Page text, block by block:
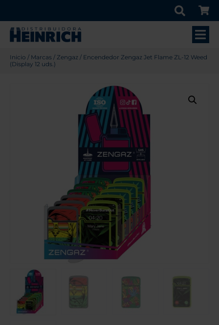
Inicio / Marcas / Zengaz / Encendedor Zengaz Jet Flame ZL-12 Weed
(Display 12 uds.)